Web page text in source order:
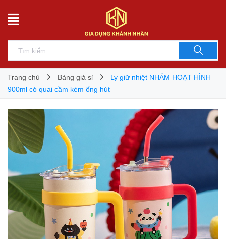
Trang chủ Bảng giá sỉ
Ly giữ nhiệt NHÁM HOẠT HÌNH
900ml có quai cầm kèm ống hút